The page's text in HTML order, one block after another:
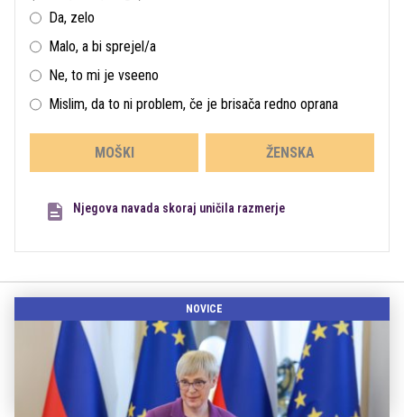
Da, zelo
Malo, a bi sprejel/a
Ne, to mi je vseeno
Mislim, da to ni problem, če je brisača redno oprana
MOŠKI ŽENSKA
Njegova navada skoraj uničila razmerje
NOVICE